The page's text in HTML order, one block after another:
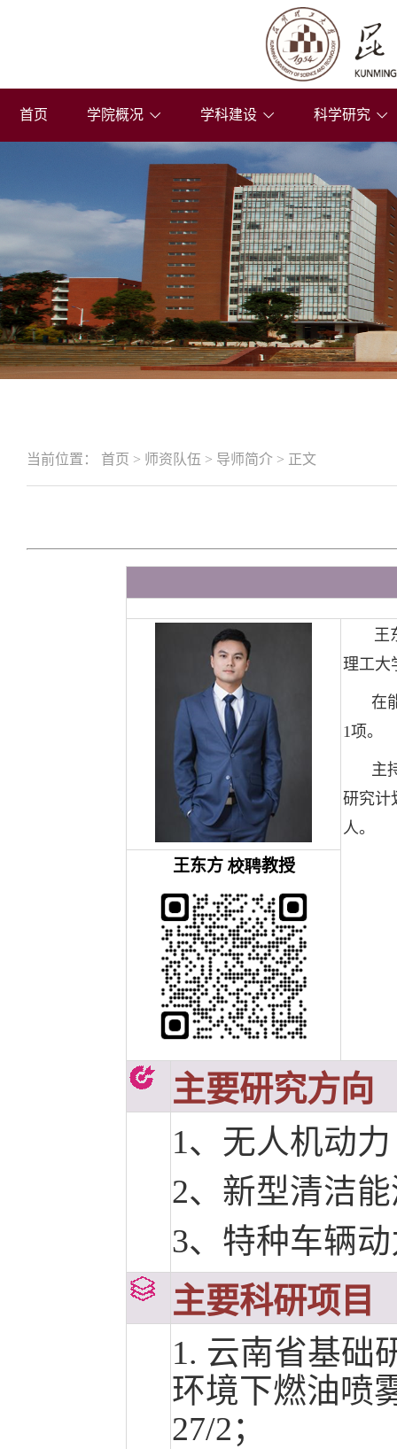
首页 学院概况 学科建设 科学研究
当前位置： 首页 > 师资队伍 > 导师简介 > 正文
王
理工大
在
1项。
主
研究计
人。
王东方校聘教授
主要研究方向
1、无人机动力
2、新型清洁
3、特种车辆
主要科研项目
1. 云南省基础
环境下燃油喷
27/2；